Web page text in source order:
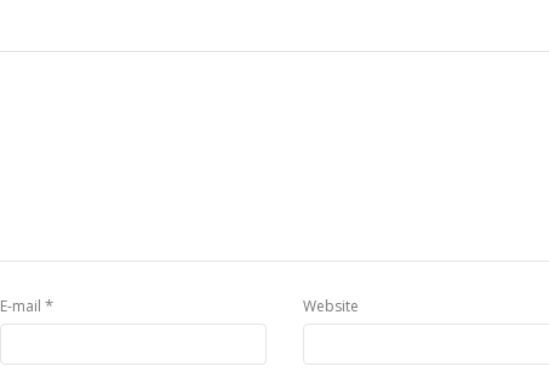
E-mail * Website